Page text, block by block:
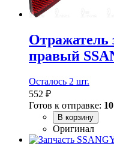
Отражатель
правый
Осталось 2 шт.
552 ₽
Готов к отправке:
В корзину
Оригинал